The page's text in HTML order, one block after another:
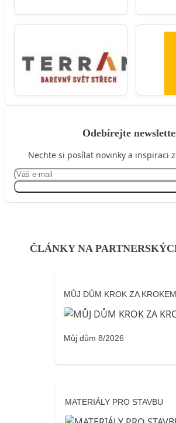
Odebírejte
Nechte si posílat novinky a inspiraci
ČLÁNKY NA
MŮJ DŮM KROK ZA KROKEM
Můj dům 8/2026
MATERIÁLY PRO STAVBU